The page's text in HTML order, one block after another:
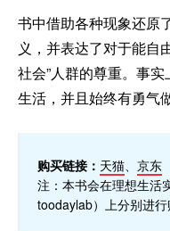
书中借助各种现象还原
义，并表达了对于能自
社会”人群的尊重。事
生活，并且始终有勇气
购买链接： 天猫、 京东
注：本书会在理想生活
toodaylab）上分别进行